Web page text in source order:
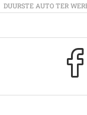
DUURSTE AUTO TER